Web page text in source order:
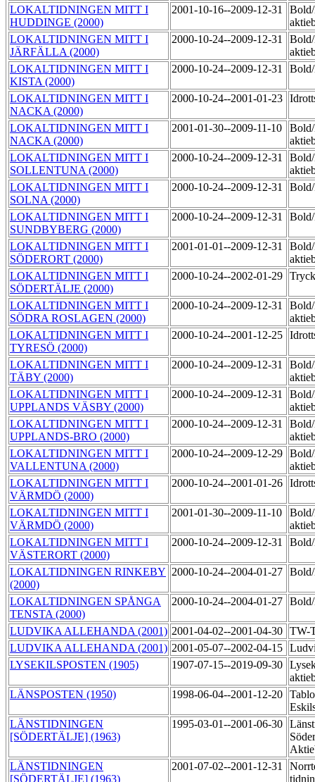
LOKALTIDNINGEN MITT I
HUDDINGE (2000)
2001-10-16--2009-12-31
LOKALTIDNINGEN MITT I
JÄRFÄLLA (2000)
2000-10-24--2009-12-31
LOKALTIDNINGEN MITT I
KISTA (2000)
2000-10-24--2009-12-31
LOKALTIDNINGEN MITT I
NACKA (2000)
2000-10-24--2001-01-23
LOKALTIDNINGEN MITT I
NACKA (2000)
2001-01-30--2009-11-10
LOKALTIDNINGEN MITT I
SOLLENTUNA (2000)
2000-10-24--2009-12-31
LOKALTIDNINGEN MITT I
SOLNA (2000)
2000-10-24--2009-12-31
LOKALTIDNINGEN MITT I
SUNDBYBERG (2000)
2000-10-24--2009-12-31
LOKALTIDNINGEN MITT I
SÖDERORT (2000)
2001-01-01--2009-12-31
LOKALTIDNINGEN MITT I
SÖDERTÄLJE (2000)
2000-10-24--2002-01-29
LOKALTIDNINGEN MITT I
SÖDRA ROSLAGEN (2000)
2000-10-24--2009-12-31
LOKALTIDNINGEN MITT I
TYRESÖ (2000)
2000-10-24--2001-12-25
LOKALTIDNINGEN MITT I
TÄBY (2000)
2000-10-24--2009-12-31
LOKALTIDNINGEN MITT I
UPPLANDS VÄSBY (2000)
2000-10-24--2009-12-31
LOKALTIDNINGEN MITT I
UPPLANDS-BRO (2000)
2000-10-24--2009-12-31
LOKALTIDNINGEN MITT I
VALLENTUNA (2000)
2000-10-24--2009-12-29
LOKALTIDNINGEN MITT I
VÄRMDÖ (2000)
2000-10-24--2001-01-26
LOKALTIDNINGEN MITT I
VÄRMDÖ (2000)
2001-01-30--2009-11-10
LOKALTIDNINGEN MITT I
VÄSTERORT (2000)
2000-10-24--2009-12-31
LOKALTIDNINGEN RINKEBY
(2000)
2000-10-24--2004-01-27
LOKALTIDNINGEN SPÅNGA
TENSTA (2000)
2000-10-24--2004-01-27
LUDVIKA ALLEHANDA (2001) 2001-04-02--2001-04-30 TW-
LUDVIKA ALLEHANDA (2001) 2001-05-07--2002-04-15
LYSEKILSPOSTEN (1905)
1907-07-15--2019-09-30
LÄNSPOSTEN (1950)
1998-06-04--2001-12-20
LÄNSTIDNINGEN
[SÖDERTÄLJE] (1963)
1995-03-01--2001-06-30
LÄNSTIDNINGEN
[SÖDERTÄLJE] (1963)
2001-07-02--2001-12-31